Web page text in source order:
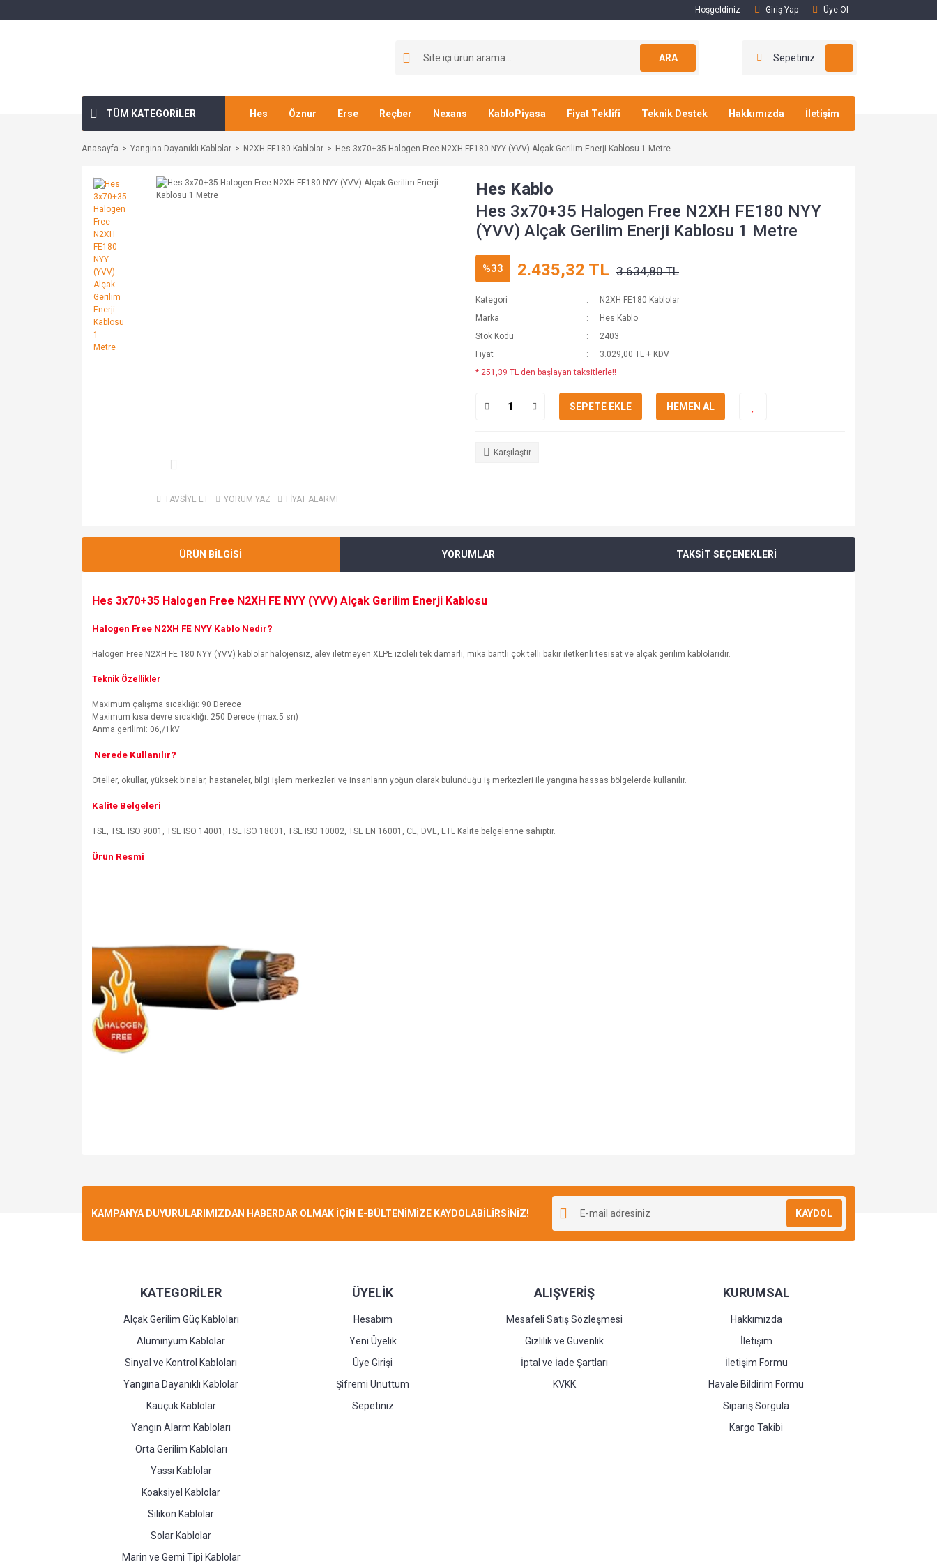
Hoşgeldiniz Giriş Yap Üye Ol
ARA Sepetiniz
TÜM KATEGORİLER Hes Öznur Erse Reçber Nexans KabloPiyasa Fiyat Teklifi Teknik Destek Hakkımızda İletişim
Anasayfa Yangına Dayanıklı Kablolar N2XH FE180 Kablolar Hes 3x70+35 Halogen Free N2XH FE180 NYY (YVV) Alçak Gerilim Enerji Kablosu 1 Metre
TAVSİYE ET YORUM YAZ FİYAT ALARMI
Hes Kablo
Hes 3x70+35 Halogen Free N2XH FE180 NYY
(YVV) Alçak Gerilim Enerji Kablosu 1 Metre
%33 2.435,32 TL 3.634,80 TL
Kategori
N2XH FE180 Kablolar
Marka
Hes Kablo
Stok Kodu
2403
Fiyat
3.029,00 TL + KDV
* 251,39 TL den başlayan taksitlerle!!
SEPETE EKLE HEMEN AL
Karşılaştır
ÜRÜN BİLGİSİ YORUMLAR TAKSİT SEÇENEKLERİ
Hes 3x70+35 Halogen Free N2XH FE NYY (YVV) Alçak Gerilim Enerji Kablosu
Halogen Free N2XH FE NYY Kablo Nedir?
Halogen Free N2XH FE 180 NYY (YVV) kablolar halojensiz, alev iletmeyen XLPE izoleli tek damarlı, mika bantlı çok telli bakır iletkenli tesisat ve alçak gerilim kablolarıdır.
Teknik Özellikler
Maximum çalışma sıcaklığı: 90 Derece
Maximum kısa devre sıcaklığı: 250 Derece (max.5 sn)
Anma gerilimi: 06,/1kV
Nerede Kullanılır?
Oteller, okullar, yüksek binalar, hastaneler, bilgi işlem merkezleri ve insanların yoğun olarak bulunduğu iş merkezleri ile yangına hassas bölgelerde kullanılır.
Kalite Belgeleri
TSE, TSE ISO 9001, TSE ISO 14001, TSE ISO 18001, TSE ISO 10002, TSE EN 16001, CE, DVE, ETL Kalite belgelerine sahiptir.
Ürün Resmi
KAMPANYA DUYURULARIMIZDAN HABERDAR OLMAK İÇİN E-BÜLTENİMİZE KAYDOLABİLİRSİNİZ! KAYDOL
KATEGORİLER
Alçak Gerilim Güç Kabloları
Alüminyum Kablolar
Sinyal ve Kontrol Kabloları
Yangına Dayanıklı Kablolar
Kauçuk Kablolar
Yangın Alarm Kabloları
Orta Gerilim Kabloları
Yassı Kablolar
Koaksiyel Kablolar
Silikon Kablolar
Solar Kablolar
Marin ve Gemi Tipi Kablolar
ÜYELİK
Hesabım
Yeni Üyelik
Üye Girişi
Şifremi Unuttum
Sepetiniz
ALIŞVERİŞ
Mesafeli Satış Sözleşmesi
Gizlilik ve Güvenlik
İptal ve İade Şartları
KVKK
KURUMSAL
Hakkımızda
İletişim
İletişim Formu
Havale Bildirim Formu
Sipariş Sorgula
Kargo Takibi